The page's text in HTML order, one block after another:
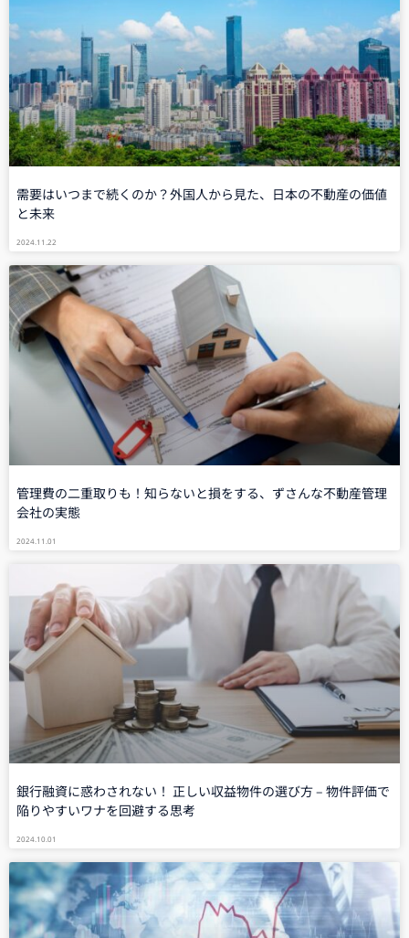
需要はいつまで続くのか？外国人から見た、日本の不動産の価値
と未来
2024.11.22
管理費の二重取りも！知らないと損をする、ずさんな不動産管理
会社の実態
2024.11.01
銀行融資に惑わされない！ 正しい収益物件の選び方 – 物件評価で
陥りやすいワナを回避する思考
2024.10.01